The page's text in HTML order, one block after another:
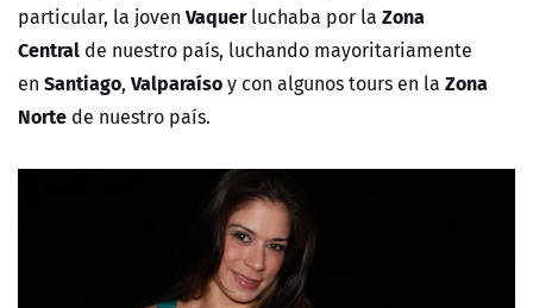
particular, la joven Vaquer luchaba por la Zona
Central de nuestro país, luchando mayoritariamente
en Santiago, Valparaísoy con algunos tours en la Zona
Norte de nuestro país.